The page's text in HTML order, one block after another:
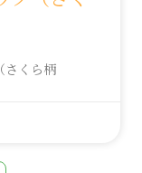
くら柄